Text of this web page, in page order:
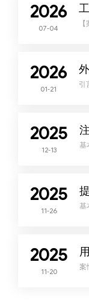
梳
确
2026
07-04
保
费
2026
01-21
引
故
合
务
2025
12-13
基
定
病
要
2025
11-26
基
托
路
镇
2025
11-20
案